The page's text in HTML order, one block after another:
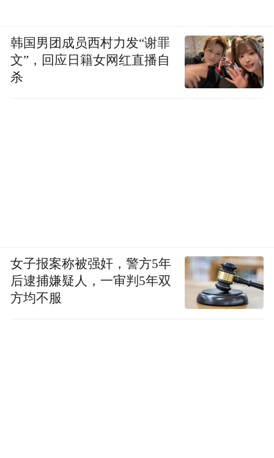
韩国男团成员西村力发“谢罪
文”，回应日籍女网红直播自
杀
女子报案称被强奸，警方5年
后逮捕嫌疑人，一审判5年双
方均不服